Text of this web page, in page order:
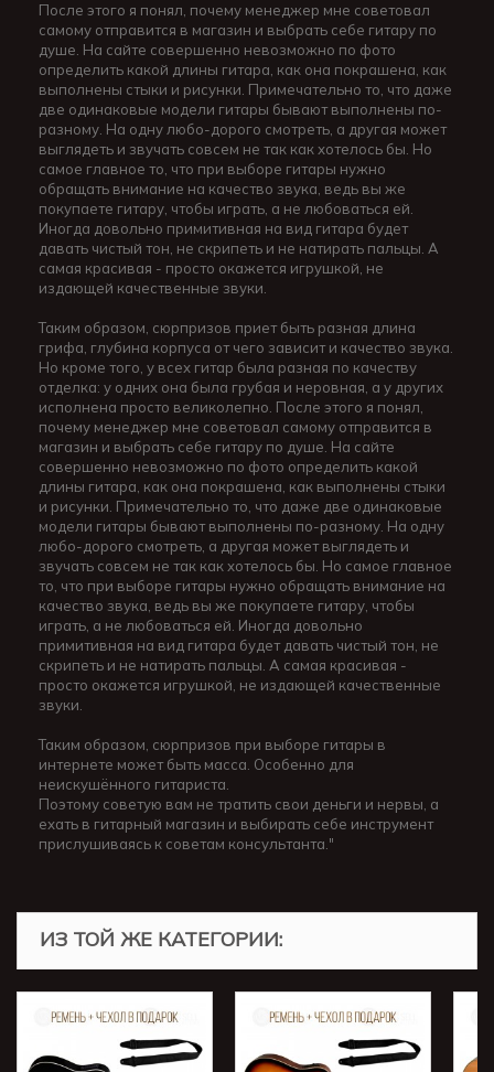
После этого я понял, почему менеджер мне советовал
самому отправится в магазин и выбрать себе гитару по
душе. На сайте совершенно невозможно по фото
определить какой длины гитара, как она покрашена, как
выполнены стыки и рисунки. Примечательно то, что даже
две одинаковые модели гитары бывают выполнены по-
разному. На одну любо-дорого смотреть, а другая может
выглядеть и звучать совсем не так как хотелось бы. Но
самое главное то, что при выборе гитары нужно
обращать внимание на качество звука, ведь вы же
покупаете гитару, чтобы играть, а не любоваться ей.
Иногда довольно примитивная на вид гитара будет
давать чистый тон, не скрипеть и не натирать пальцы. А
самая красивая - просто окажется игрушкой, не
издающей качественные звуки.
Таким образом, сюрпризов приет быть разная длина
грифа, глубина корпуса от чего зависит и качество звука.
Но кроме того, у всех гитар была разная по качеству
отделка: у одних она была грубая и неровная, а у других
исполнена просто великолепно. После этого я понял,
почему менеджер мне советовал самому отправится в
магазин и выбрать себе гитару по душе. На сайте
совершенно невозможно по фото определить какой
длины гитара, как она покрашена, как выполнены стыки
и рисунки. Примечательно то, что даже две одинаковые
модели гитары бывают выполнены по-разному. На одну
любо-дорого смотреть, а другая может выглядеть и
звучать совсем не так как хотелось бы. Но самое главное
то, что при выборе гитары нужно обращать внимание на
качество звука, ведь вы же покупаете гитару, чтобы
играть, а не любоваться ей. Иногда довольно
примитивная на вид гитара будет давать чистый тон, не
скрипеть и не натирать пальцы. А самая красивая -
просто окажется игрушкой, не издающей качественные
звуки.
Таким образом, сюрпризов при выборе гитары в
интернете может быть масса. Особенно для
неискушённого гитариста.
Поэтому советую вам не тратить свои деньги и нервы, а
ехать в гитарный магазин и выбирать себе инструмент
прислушиваясь к советам консультанта."
ИЗ ТОЙ ЖЕ КАТЕГОРИИ: